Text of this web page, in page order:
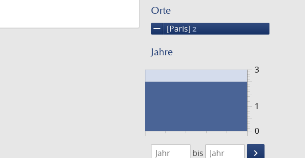
Orte
remove [Paris] 2
Jahre
0
3
1
1779
1780
bis
keyboard_arrow_right